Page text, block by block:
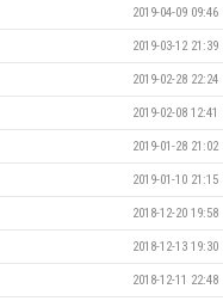
2019-04-09 09:46
2019-03-12 21:39
2019-02-28 22:24
2019-02-08 12:41
2019-01-28 21:02
2019-01-10 21:15
2018-12-20 19:58
2018-12-13 19:30
2018-12-11 22:48